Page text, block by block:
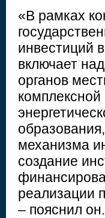
«В рамках
инвестиций
включает
органов
механизма
создание
реализации
– пояснил он.